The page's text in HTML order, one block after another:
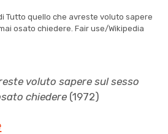
Tutto quello che avreste voluto sapere
osato chiedere. Fair use/Wikipedia
voluto sapere sul sesso
chiedere (1972)